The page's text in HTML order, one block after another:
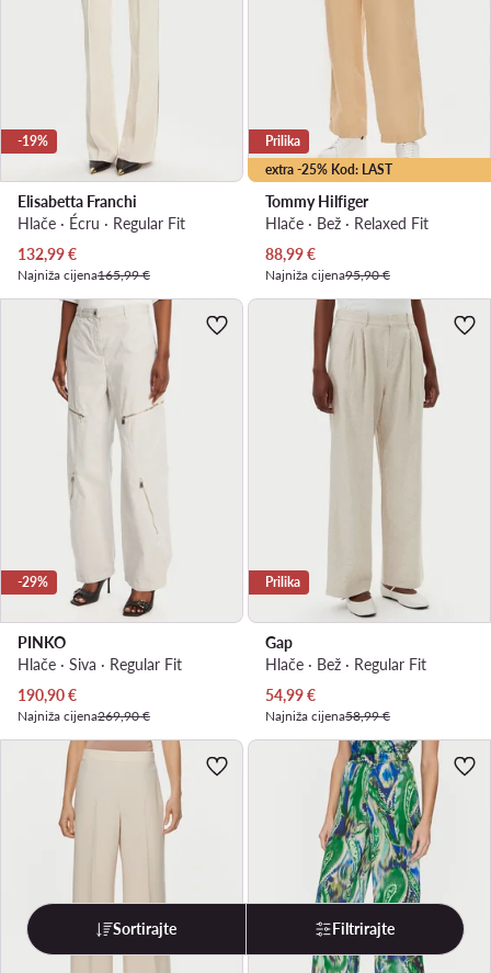
-19%
Elisabetta Franchi
Hlače · Écru · Regular Fit
Trenutna cijena
132,99€
Najniža cijena165,99 €
extra -25% Kod: LAST
Prilika
Tommy Hilfiger
Hlače · Bež · Relaxed Fit
Trenutna cijena
88,99€
Najniža cijena95,90 €
-29%
PINKO
Hlače · Siva · Regular Fit
Trenutna cijena
190,90€
Najniža cijena269,90 €
Prilika
Gap
Hlače · Bež · Regular Fit
Trenutna cijena
54,99€
Najniža cijena58,99 €
Sortirajte Filtrirajte